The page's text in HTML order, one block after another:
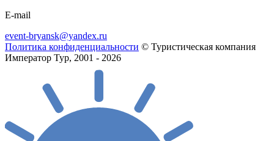
E-mail
event-bryansk@yandex.ru
Политика конфиденциальности © Туристическая компания
Император Тур, 2001 - 2026